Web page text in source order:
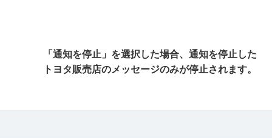
「通知を停止」を選択した場合、通知を停止した
トヨタ販売店のメッセージのみが停止されます。